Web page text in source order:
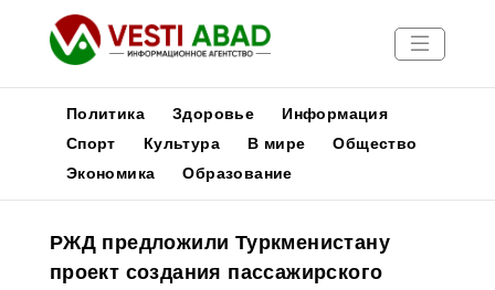
Новости
Медиа
Афиша
Политика Здоровье
Информация
Спорт
Культура В мире
Общество
Экономика
Образование
РЖД предложили Туркменистану
проект создания пассажирского